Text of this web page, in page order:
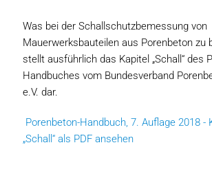
Was bei der Schallschutzbemessung von
Mauerwerksbauteilen aus Porenbeton zu
stellt ausführlich das Kapitel „Schall“ des
Handbuches vom Bundesverband
e.V. dar.
Porenbeton-Handbuch, 7. Auflage 2018 -
„Schall“ als PDF ansehen